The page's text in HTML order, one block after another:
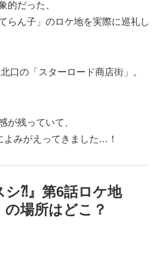
的だった、
らん子」のロケ地を実際に巡礼し
口の「スターロード商店街」。
が残っていて、
よみがえってきました…！
シ⁈』第6話ロケ地
の場所はどこ？